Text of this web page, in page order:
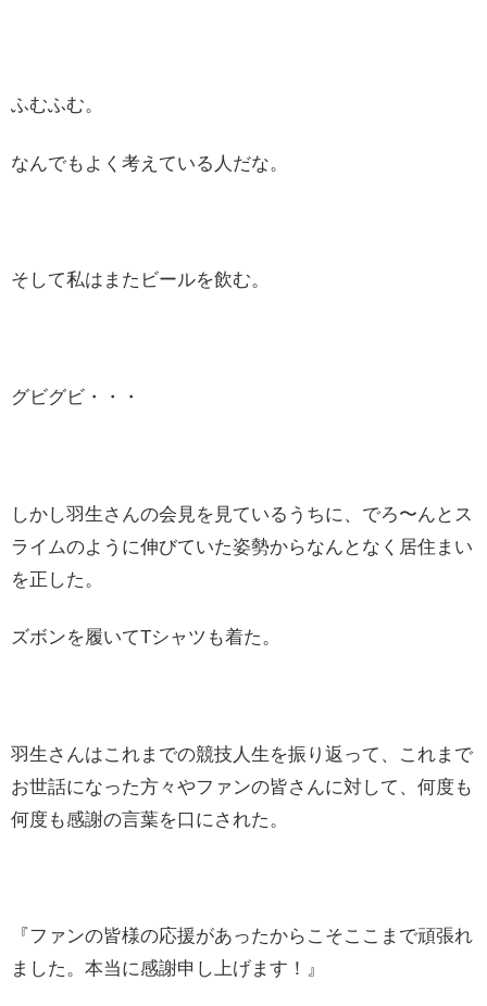
ふむふむ。
なんでもよく考えている人だな。
そして私はまたビールを飲む。
グビグビ・・・
しかし羽生さんの会見を見ているうちに、でろ〜んとス
ライムのように伸びていた姿勢からなんとなく居住まい
を正した。
ズボンを履いてTシャツも着た。
羽生さんはこれまでの競技人生を振り返って、これまで
お世話になった方々やファンの皆さんに対して、何度も
何度も感謝の言葉を口にされた。
『ファンの皆様の応援があったからこそここまで頑張れ
ました。本当に感謝申し上げます！』